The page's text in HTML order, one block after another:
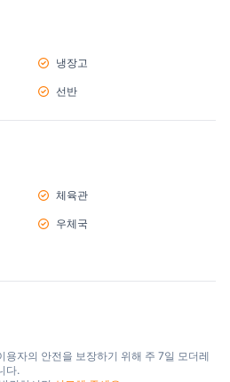
냉장고
선반
체육관
우체국
용자의 안전을 보장하기 위해 주 7일 모더레
다.